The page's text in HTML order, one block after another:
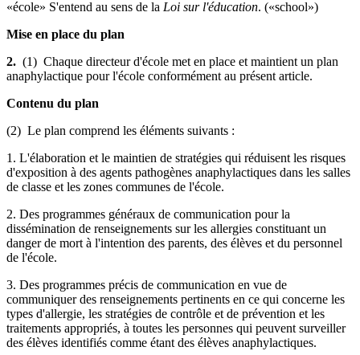
«école» S'entend au sens de la Loi sur l'éducation. («school»)
Mise en place du plan
2. (1) Chaque directeur d'école met en place et maintient un plan
anaphylactique pour l'école conformément au présent article.
Contenu du plan
(2) Le plan comprend les éléments suivants :
1. L'élaboration et le maintien de stratégies qui réduisent les risques
d'exposition à des agents pathogènes anaphylactiques dans les salles
de classe et les zones communes de l'école.
2. Des programmes généraux de communication pour la
dissémination de renseignements sur les allergies constituant un
danger de mort à l'intention des parents, des élèves et du personnel
de l'école.
3. Des programmes précis de communication en vue de
communiquer des renseignements pertinents en ce qui concerne les
types d'allergie, les stratégies de contrôle et de prévention et les
traitements appropriés, à toutes les personnes qui peuvent surveiller
des élèves identifiés comme étant des élèves anaphylactiques.